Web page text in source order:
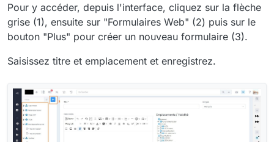
Pour y accéder, depuis l'interface, cliquez sur la flèche
grise (1), ensuite sur "Formulaires Web" (2) puis sur le
bouton "Plus" pour créer un nouveau formulaire (3).
Saisissez titre et emplacement et enregistrez.